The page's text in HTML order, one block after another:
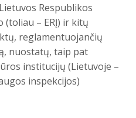
Respublikos
– ERĮ) ir kitų
reglamentuojančių
nuostatų, taip pat
institucijų (Lietuvoje –
inspekcijos)